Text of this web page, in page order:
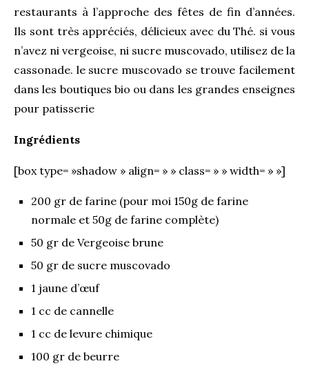
restaurants à l’approche des fêtes de fin d’années.
Ils sont très appréciés, délicieux avec du Thé. si vous
n’avez ni vergeoise, ni sucre muscovado, utilisez de la
cassonade. le sucre muscovado se trouve facilement
dans les boutiques bio ou dans les grandes enseignes
pour patisserie
Ingrédients
[box type= »shadow » align= » » class= » » width= » »]
200 gr de farine (pour moi 150g de farine
normale et 50g de farine complète)
50 gr de Vergeoise brune
50 gr de sucre muscovado
1 jaune d’œuf
1 cc de cannelle
1 cc de levure chimique
100 gr de beurre